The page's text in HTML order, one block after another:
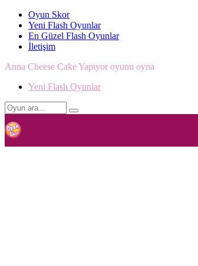
Oyun Skor
Yeni Flash Oyunlar
En Güzel Flash Oyunlar
İletişim
Anna Cheese Cake Yapıyor oyunu oyna
Yeni Flash Oyunlar